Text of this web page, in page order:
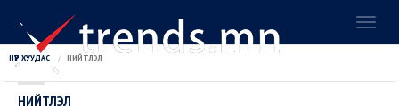
НҮҮР ХУУДАС НИЙТЛЭЛ
НИЙТЛЭЛ